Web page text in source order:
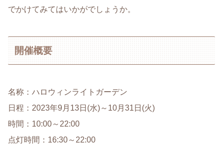
でかけてみてはいかがでしょうか。
開催概要
名称：ハロウィンライトガーデン
日程：2023年9月13日(水)～10月31日(火)
時間：10:00～22:00
点灯時間：16:30～22:00